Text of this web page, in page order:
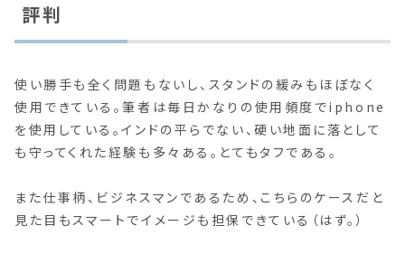
評判
使い勝手も全く問題もないし、スタンドの緩みもほぼなく
使用できている。筆者は毎日かなりの使用頻度でiphone
を使用している。インドの平らでない、硬い地面に落として
も守ってくれた経験も多々ある。とてもタフである。
また仕事柄、ビジネスマンであるため、こちらのケースだと
見た目もスマートでイメージも担保できている（はず。）